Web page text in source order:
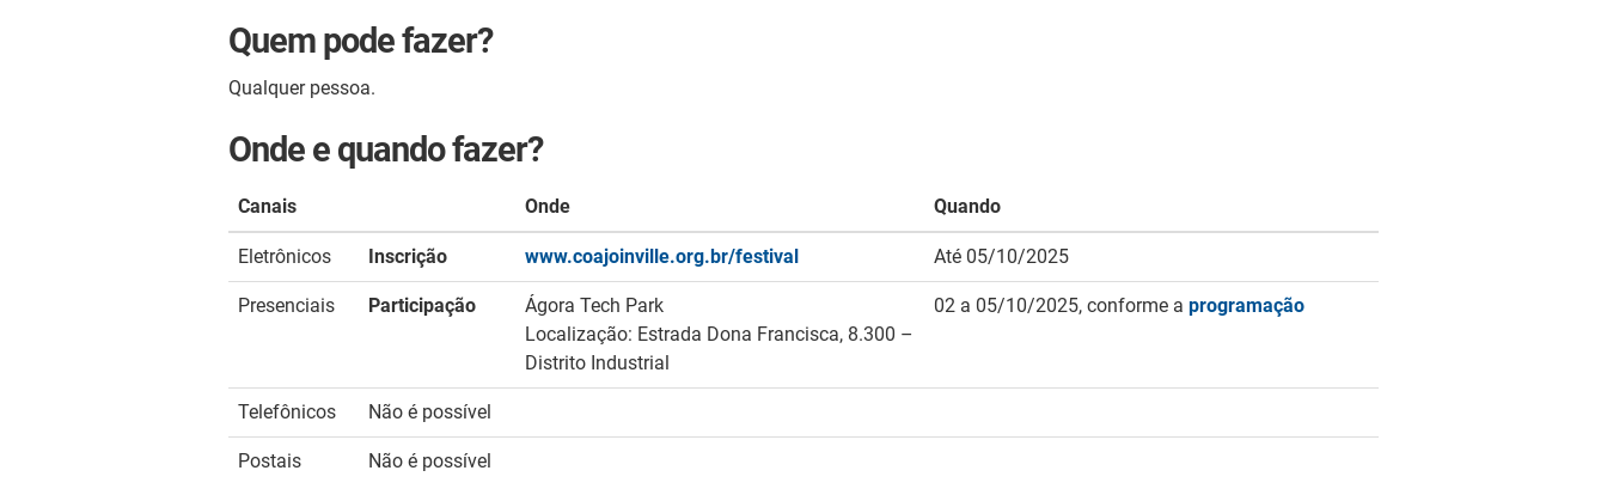
Quem pode fazer?
Qualquer pessoa.
Onde e quando fazer?
Canais Onde Quando
Eletrônicos Inscrição www.coajoinville.org.br/festival Até 05/10/2025
Presenciais Participação
Ágora Tech Park
Localização: Estrada Dona Francisca, 8.300 –
Distrito Industrial
02 a 05/10/2025, conforme a programação
Telefônicos Não é possível
Postais Não é possível